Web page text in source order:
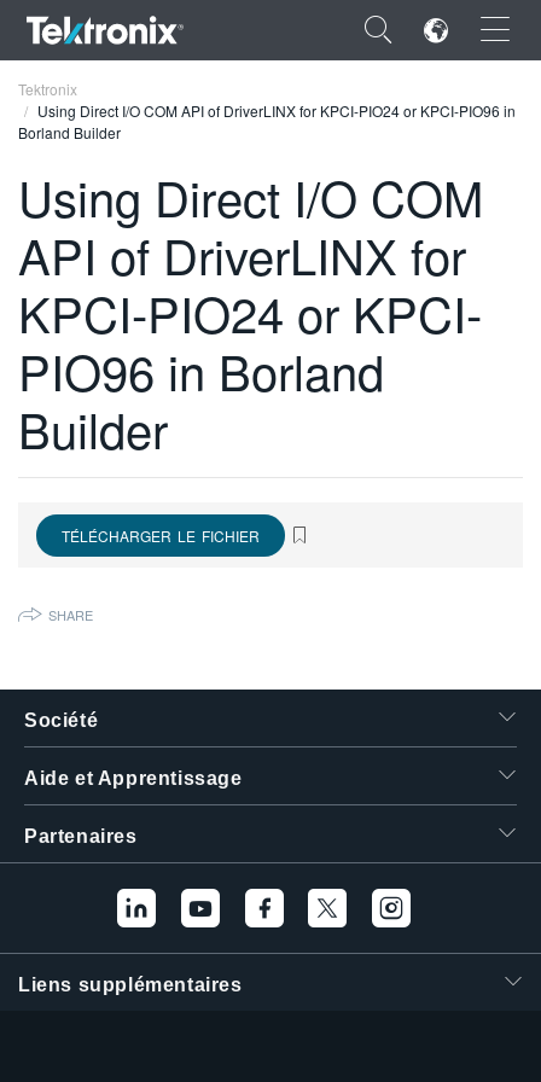
×
ENGLISH
FRANÇAIS
DEUTSCH
VIỆT NAM
简体中文
한국어
繁體中文
Tektronix
Using Direct I/O COM API of DriverLINX for KPCI-PIO24 or KPCI-PIO96 in
Borland Builder
Using Direct I/O COM
API of DriverLINX for
KPCI-PIO24 or KPCI-
PIO96 in Borland
Builder
TÉLÉCHARGER LE FICHIER
SHARE
Société
Aide et Apprentissage
Partenaires
Liens supplémentaires